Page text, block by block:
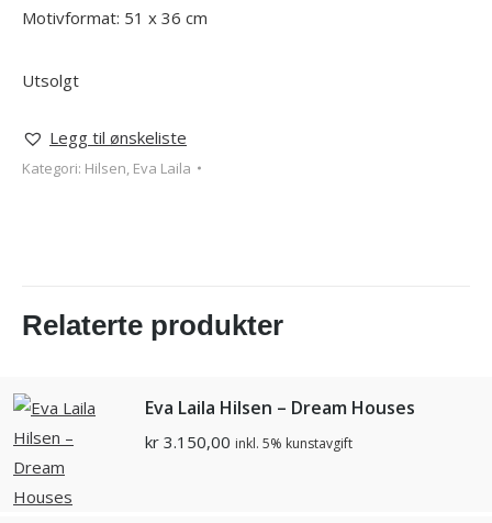
Motivformat: 51 x 36 cm
Utsolgt
Legg til ønskeliste
Kategori: Hilsen, Eva Laila
Relaterte produkter
Eva Laila Hilsen – Dream Houses
kr 3.150,00 inkl. 5% kunstavgift